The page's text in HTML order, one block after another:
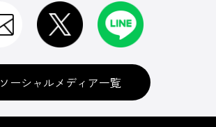
ソーシャルメディア一覧